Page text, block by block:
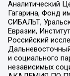
Аналитический
Гагарина, Фонд
СИБАЛЬТ,
Евразии,
Российский
и социального
независимых